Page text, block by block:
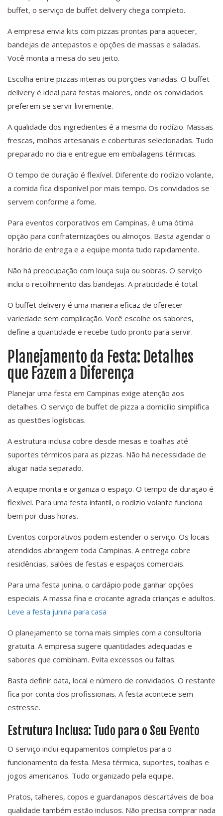
buffet, o serviço de buffet delivery chega completo.
A empresa envia kits com pizzas prontas para aquecer,
bandejas de antepastos e opções de massas e saladas.
Você monta a mesa do seu jeito.
Escolha entre pizzas inteiras ou porções variadas. O buffet
delivery é ideal para festas maiores, onde os convidados
preferem se servir livremente.
A qualidade dos ingredientes é a mesma do rodízio. Massas
frescas, molhos artesanais e coberturas selecionadas. Tudo
preparado no dia e entregue em embalagens térmicas.
O tempo de duração é flexível. Diferente do rodízio volante,
a comida fica disponível por mais tempo. Os convidados se
servem conforme a fome.
Para eventos corporativos em Campinas, é uma ótima
opção para confraternizações ou almoços. Basta agendar o
horário de entrega e a equipe monta tudo rapidamente.
Não há preocupação com louça suja ou sobras. O serviço
inclui o recolhimento das bandejas. A praticidade é total.
O buffet delivery é uma maneira eficaz de oferecer
variedade sem complicação. Você escolhe os sabores,
define a quantidade e recebe tudo pronto para servir.
Planejamento da Festa: Detalhes
que Fazem a Diferença
Planejar uma festa em Campinas exige atenção aos
detalhes. O serviço de buffet de pizza a domicílio simplifica
as questões logísticas.
A estrutura inclusa cobre desde mesas e toalhas até
suportes térmicos para as pizzas. Não há necessidade de
alugar nada separado.
A equipe monta e organiza o espaço. O tempo de duração é
flexível. Para uma festa infantil, o rodízio volante funciona
bem por duas horas.
Eventos corporativos podem estender o serviço. Os locais
atendidos abrangem toda Campinas. A entrega cobre
residências, salões de festas e espaços comerciais.
Para uma festa junina, o cardápio pode ganhar opções
especiais. A massa fina e crocante agrada crianças e adultos.
Leve a festa junina para casa
O planejamento se torna mais simples com a consultoria
gratuita. A empresa sugere quantidades adequadas e
sabores que combinam. Evita excessos ou faltas.
Basta definir data, local e número de convidados. O restante
fica por conta dos profissionais. A festa acontece sem
estresse.
Estrutura Inclusa: Tudo para o Seu Evento
O serviço inclui equipamentos completos para o
funcionamento da festa. Mesa térmica, suportes, toalhas e
jogos americanos. Tudo organizado pela equipe.
Pratos, talheres, copos e guardanapos descartáveis de boa
qualidade também estão inclusos. Não precisa comprar nada